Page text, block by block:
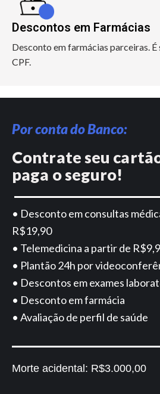
Descontos em Farmácias
Desconto em farmácias parceiras. É
CPF.
Por conta do Banco:
Contrate seu
paga o seguro!
• Desconto em consultas
R$19,90
• Telemedicina a partir de
• Plantão 24h por
• Descontos em exames
• Desconto em farmácia
• Avaliação de perfil de saúde
Morte acidental: R$3.000,00